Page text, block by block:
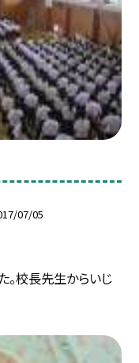
07/05
校長先生からいじ